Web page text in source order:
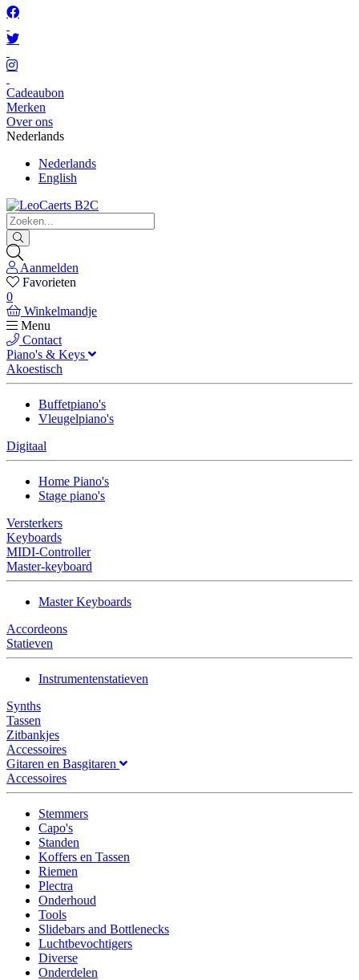
Cadeaubon
Merken
Over ons
Nederlands
Nederlands
English
Aanmelden
Favorieten
0
Winkelmandje
Menu
Contact
Piano's & Keys
Akoestisch
Buffetpiano's
Vleugelpiano's
Digitaal
Home Piano's
Stage piano's
Versterkers
Keyboards
MIDI-Controller
Master-keyboard
Master Keyboards
Accordeons
Statieven
Instrumentenstatieven
Synths
Tassen
Zitbankjes
Accessoires
Gitaren en Basgitaren
Accessoires
Stemmers
Capo's
Standen
Koffers en Tassen
Riemen
Plectra
Onderhoud
Tools
Slidebars and Bottlenecks
Luchtbevochtigers
Diverse
Onderdelen